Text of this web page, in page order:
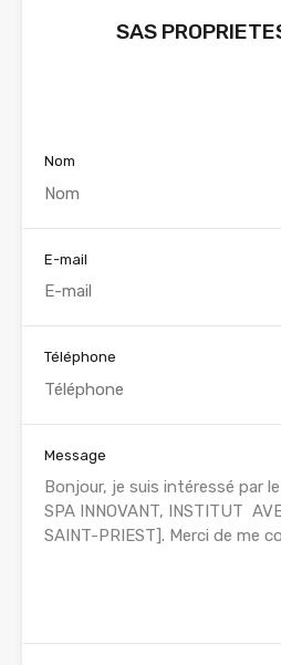
SAS
Nom
E-mail
Téléphone
Message